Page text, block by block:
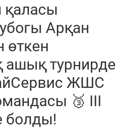
Арқан
өткен
ашық турнирде
ЖШС
🥉 III
болды!